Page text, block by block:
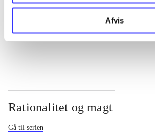
Afvis
Rationalitet og magt
Gå til serien